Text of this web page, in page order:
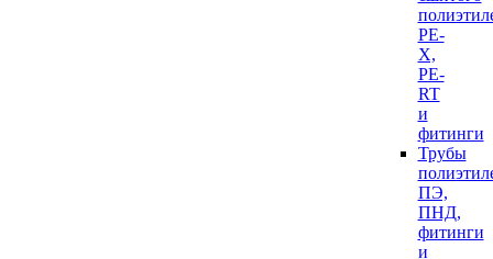
PE-
X,
PE-
RT
и
фитинги
Трубы
ПЭ,
ПНД,
фитинги
и